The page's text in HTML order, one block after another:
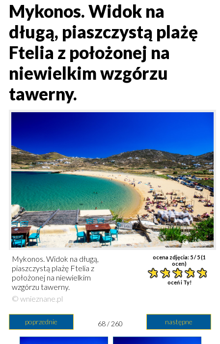
Mykonos. Widok na
długą, piaszczystą plażę
Ftelia z położonej na
niewielkim wzgórzu
tawerny.
ocena zdjęcia: 5/ 5 (1
ocen)
oceń i Ty!
Mykonos. Widok na długą,
piaszczystą plażę Ftelia z
położonej na niewielkim
wzgórzu tawerny.
© wnieznane.pl
poprzednie następne
68 / 260